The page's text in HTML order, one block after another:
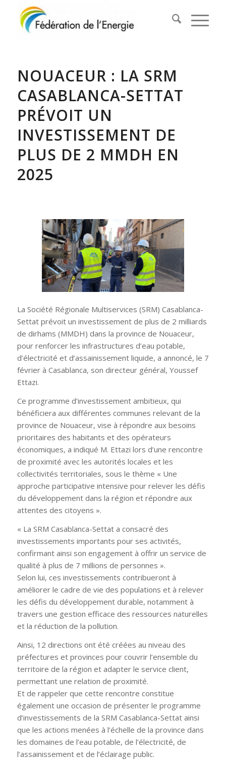
NOUACEUR : LA SRM
CASABLANCA-SETTAT
PRÉVOIT UN
INVESTISSEMENT DE
PLUS DE 2 MMDH EN
2025
La Société Régionale Multiservices (SRM) Casablanca-
Settat prévoit un investissement de plus de 2 milliards
de dirhams (MMDH) dans la province de Nouaceur,
pour renforcer les infrastructures d’eau potable,
d’électricité et d’assainissement liquide, a annoncé, le 7
février à Casablanca, son directeur général, Youssef
Ettazi.
Ce programme d’investissement ambitieux, qui
bénéficiera aux différentes communes relevant de la
province de Nouaceur, vise à répondre aux besoins
prioritaires des habitants et des opérateurs
économiques, a indiqué M. Ettazi lors d’une rencontre
de proximité avec les autorités locales et les
collectivités territoriales, sous le thème « Une
approche participative intensive pour relever les défis
du développement dans la région et répondre aux
attentes des citoyens ».
« La SRM Casablanca-Settat a consacré des
investissements importants pour ses activités,
confirmant ainsi son engagement à offrir un service de
qualité à plus de 7 millions de personnes ».
Selon lui, ces investissements contribueront à
améliorer le cadre de vie des populations et à relever
les défis du développement durable, notamment à
travers une gestion efficace des ressources naturelles
et la réduction de la pollution.
Ainsi, 12 directions ont été créées au niveau des
préfectures et provinces pour couvrir l’ensemble du
territoire de la région et adapter le service client,
permettant une relation de proximité.
Et de rappeler que cette rencontre constitue
également une occasion de présenter le programme
d’investissements de la SRM Casablanca-Settat ainsi
que les actions menées à l’échelle de la province dans
les domaines de l’eau potable, de l’électricité, de
l’assainissement et de l’éclairage public.